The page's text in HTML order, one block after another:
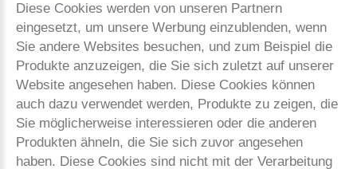
Diese Cookies werden von unseren Partnern
eingesetzt, um unsere Werbung einzublenden, wenn
Sie andere Websites besuchen, und zum Beispiel die
Produkte anzuzeigen, die Sie sich zuletzt auf unserer
Website angesehen haben. Diese Cookies können
auch dazu verwendet werden, Produkte zu zeigen, die
Sie möglicherweise interessieren oder die anderen
Produkten ähneln, die Sie sich zuvor angesehen
haben. Diese Cookies sind nicht mit der Verarbeitung